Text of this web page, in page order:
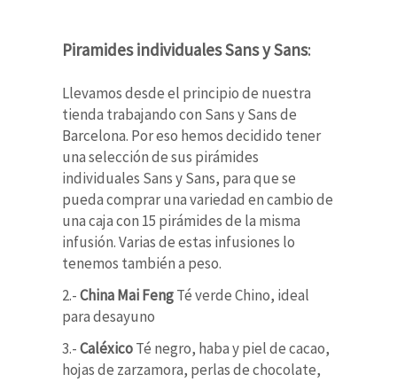
Piramides individuales Sans y Sans:
Llevamos desde el principio de nuestra
tienda trabajando con Sans y Sans de
Barcelona. Por eso hemos decidido tener
una selección de sus pirámides
individuales Sans y Sans, para que se
pueda comprar una variedad en cambio de
una caja con 15 pirámides de la misma
infusión. Varias de estas infusiones lo
tenemos también a peso.
2.-China Mai FengTé verde Chino, ideal
para desayuno
3.-CaléxicoTé negro, haba y piel de cacao,
hojas de zarzamora, perlas de chocolate,